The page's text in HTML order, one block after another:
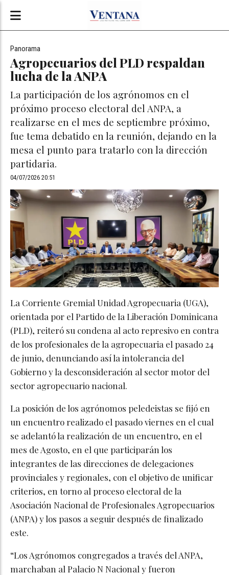
Agropecuarios del PLD respaldan
lucha de la ANPA
La participación de los agrónomos en el
próximo proceso electoral del ANPA, a
realizarse en el mes de septiembre próximo,
fue tema debatido en la reunión, dejando en la
mesa el punto para tratarlo con la dirección
partidaria.
Panorama
04/07/2026 20:51
La Corriente Gremial Unidad Agropecuaria (UGA),
orientada por el Partido de la Liberación Dominicana
(PLD), reiteró su condena al acto represivo en contra
de los profesionales de la agropecuaria el pasado 24
de junio, denunciando así la intolerancia del
Gobierno y la desconsideración al sector motor del
sector agropecuario nacional.
La posición de los agrónomos peledeistas se fijó en
un encuentro realizado el pasado viernes en el cual
se adelantó la realización de un encuentro, en el
mes de Agosto, en el que participarán los
integrantes de las direcciones de delegaciones
provinciales y regionales, con el objetivo de unificar
criterios, en torno al proceso electoral de la
Asociación Nacional de Profesionales Agropecuarios
(ANPA) y los pasos a seguir después de finalizado
este.
“Los Agrónomos congregados a través del ANPA,
marchaban al Palacio N Nacional y fueron